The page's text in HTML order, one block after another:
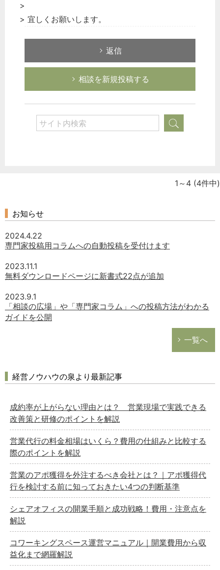
>
> 宜しくお願いします。
返信
相談を新規投稿する
1～4 (4件中)
お知らせ
2024.4.22
専門家投稿用コラムへの自動投稿を受付けます
2023.11.1
無料ダウンロードページに新書式22点が追加
2023.9.1
「相談の広場」や「専門家コラム」への投稿方法がわかる
ガイドを公開
一覧へ
経営ノウハウの泉より最新記事
成約率が上がらない理由とは？ 営業現場で実践できる
改善策と研修のポイントを解説
営業代行の料金相場はいくら？費用の仕組みと比較する
際のポイントを解説
営業のアポ獲得を外注するべき会社とは？｜アポ獲得代
行を検討する前に知っておきたい4つの判断基準
シェアオフィスの開業手順と成功戦略！費用・注意点を
解説
コワーキングスペース運営マニュアル｜開業費用から収
益化まで網羅解説